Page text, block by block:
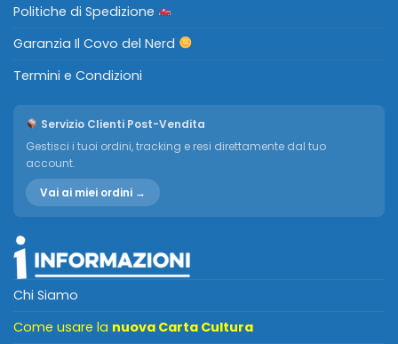
Politiche di Spedizione
Garanzia Il Covo del Nerd
Termini e Condizioni
Servizio Clienti Post-Vendita
Gestisci i tuoi ordini, tracking e resi direttamente dal tuo
account.
Vai ai miei ordini →
Chi Siamo
Come usare la nuova Carta Cultura